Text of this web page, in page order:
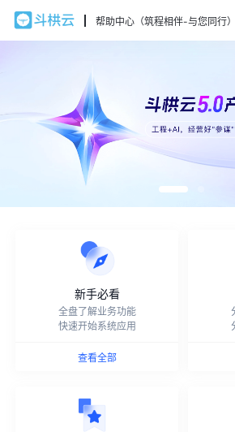
帮助中心（筑程相伴-与您同行）
新手必看
全盘了解业务功能
快速开始系统应用
查看全部